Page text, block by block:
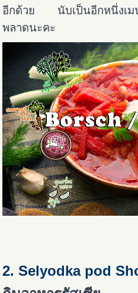
อีกด้วย นับเป็นอีกหนึ่งเมนู
พลาดนะคะ
2. Selyodka pod